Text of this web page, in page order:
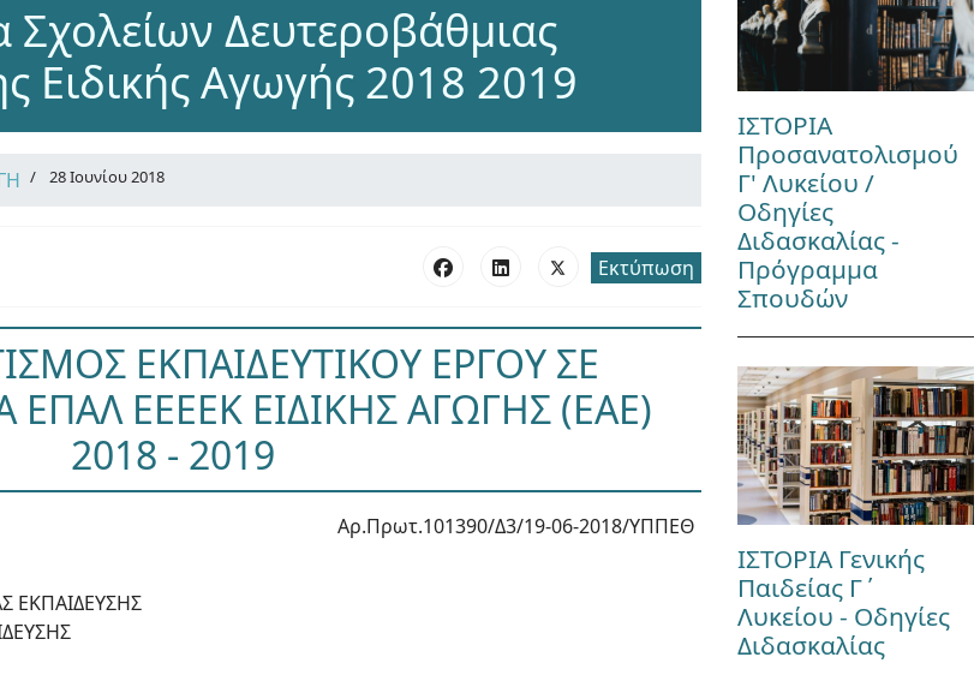
Σχολείων Δευτεροβάθμιας
Ειδικής Αγωγής 2018 2019
28 Ιουνίου 2018
Εκτύπωση
ΕΚΠΑΙΔΕΥΤΙΚΟΥ ΕΡΓΟΥ ΣΕ
ΕΠΑΛ ΕΕΕΕΚ ΕΙΔΙΚΗΣ ΑΓΩΓΗΣ (ΕΑΕ)
2018 - 2019
Αρ.Πρωτ.101390/Δ3/19-06-2018/ΥΠΠΕΘ
ΕΚΠΑΙΔΕΥΣΗΣ
ΙΣΤΟΡΙΑ
Προσανατολισμού
Γ' Λυκείου /
Οδηγίες
Διδασκαλίας -
Πρόγραμμα
Σπουδών
ΙΣΤΟΡΙΑ Γενικής
Παιδείας Γ΄
Λυκείου - Οδηγίες
Διδασκαλίας